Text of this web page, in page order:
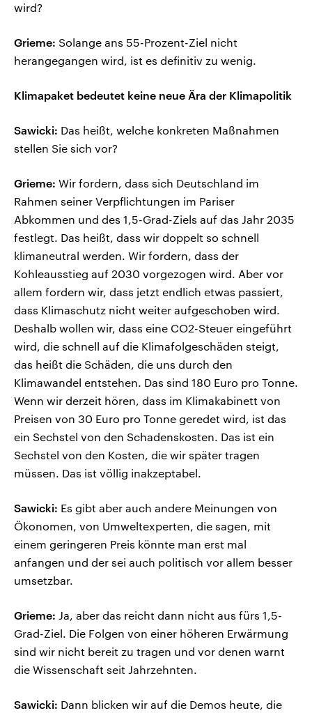
wird?
Grieme: Solange ans 55-Prozent-Ziel nicht
herangegangen wird, ist es definitiv zu wenig.
Klimapaket bedeutet keine neue Ära der Klimapolitik
Sawicki: Das heißt, welche konkreten Maßnahmen
stellen Sie sich vor?
Grieme: Wir fordern, dass sich Deutschland im
Rahmen seiner Verpflichtungen im Pariser
Abkommen und des 1,5-Grad-Ziels auf das Jahr 2035
festlegt. Das heißt, dass wir doppelt so schnell
klimaneutral werden. Wir fordern, dass der
Kohleausstieg auf 2030 vorgezogen wird. Aber vor
allem fordern wir, dass jetzt endlich etwas passiert,
dass Klimaschutz nicht weiter aufgeschoben wird.
Deshalb wollen wir, dass eine CO2-Steuer eingeführt
wird, die schnell auf die Klimafolgeschäden steigt,
das heißt die Schäden, die uns durch den
Klimawandel entstehen. Das sind 180 Euro pro Tonne.
Wenn wir derzeit hören, dass im Klimakabinett von
Preisen von 30 Euro pro Tonne geredet wird, ist das
ein Sechstel von den Schadenskosten. Das ist ein
Sechstel von den Kosten, die wir später tragen
müssen. Das ist völlig inakzeptabel.
Sawicki: Es gibt aber auch andere Meinungen von
Ökonomen, von Umweltexperten, die sagen, mit
einem geringeren Preis könnte man erst mal
anfangen und der sei auch politisch vor allem besser
umsetzbar.
Grieme: Ja, aber das reicht dann nicht aus fürs 1,5-
Grad-Ziel. Die Folgen von einer höheren Erwärmung
sind wir nicht bereit zu tragen und vor denen warnt
die Wissenschaft seit Jahrzehnten.
Sawicki: Dann blicken wir auf die Demos heute, die